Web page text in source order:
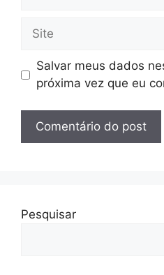
Site
Salvar meus dados
próxima vez que eu
Pesquisar